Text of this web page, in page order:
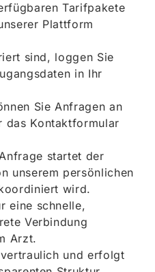
Tarifpakete
Plattform
sind, loggen Sie
in Ihr
Sie Anfragen an
das Kontaktformular
startet der
unserem persönlichen
wird.
eine schnelle,
Verbindung
Arzt.
und erfolgt